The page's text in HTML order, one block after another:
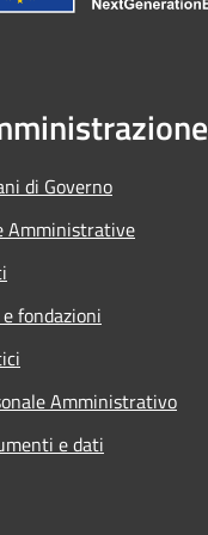
di Governo
Amministrative
fondazioni
Amministrativo
e dati